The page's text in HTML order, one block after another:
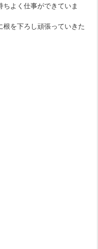
よく仕事ができていま
を下ろし頑張っていきた